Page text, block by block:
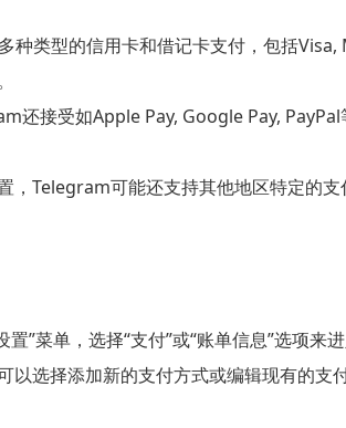
种类型的信用卡和借记卡支付，包括
还接受如Apple Pay, Google Pay,
，Telegram可能还支持其他地区特定的
置”菜单，选择“支付”或“账单信息”选项来
以选择添加新的支付方式或编辑现有的